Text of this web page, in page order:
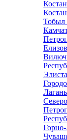
Тобыл
Элиста
Лагань